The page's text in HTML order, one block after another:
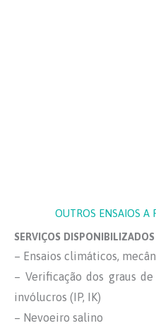
OUTROS ENSAIOS A
SERVIÇOS DISPONIBILIZADOS
– Ensaios climáticos,
– Verificação dos graus
invólucros (IP, IK)
– Nevoeiro salino